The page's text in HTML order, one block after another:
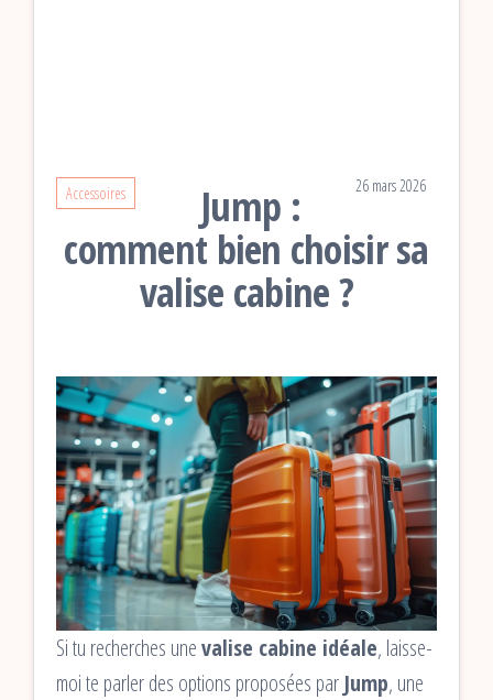
Accessoires 26 mars 2026
Jump :
comment bien choisir sa
valise cabine ?
Si tu recherches unevalise cabine idéale, laisse-
moi te parler des options proposées par Jump, une